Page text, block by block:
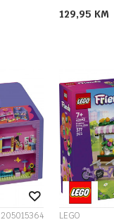
129,95 KM
205015364 LEGO